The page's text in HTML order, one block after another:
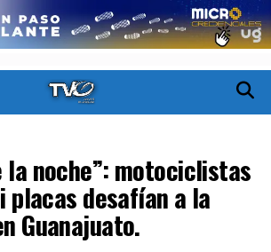
la noche”: motociclistas
placas desafían a la
Guanajuato.